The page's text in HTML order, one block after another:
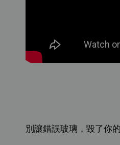
別讓錯誤玻璃，毀了你